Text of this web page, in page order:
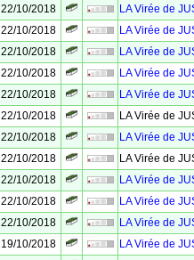
22/10/2018
LA Virée de
22/10/2018
LA Virée de
22/10/2018
LA Virée de
22/10/2018
LA Virée de
22/10/2018
LA Virée de
22/10/2018
LA Virée de
22/10/2018
LA Virée de
22/10/2018
LA Virée de
22/10/2018
LA Virée de
22/10/2018
LA Virée de
22/10/2018
LA Virée de
19/10/2018
LA Virée de